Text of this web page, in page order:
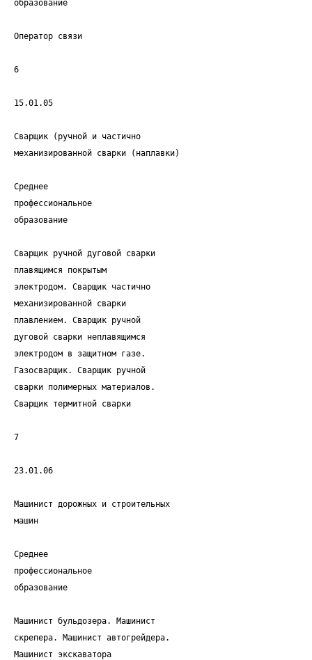
образование
Оператор связи
6
15.01.05
Сварщик (ручной и частично
механизированной сварки (наплавки)
Среднее
профессиональное
образование
Сварщик ручной дуговой сварки
плавящимся покрытым
электродом. Сварщик частично
механизированной сварки
плавлением. Сварщик ручной
дуговой сварки неплавящимся
электродом в защитном газе.
Газосварщик. Сварщик ручной
сварки полимерных материалов.
Сварщик термитной сварки
7
23.01.06
Машинист дорожных и строительных
машин
Среднее
профессиональное
образование
Машинист бульдозера. Машинист
скрепера. Машинист автогрейдера.
Машинист экскаватора